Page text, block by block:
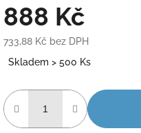
888 Kč
733,88 Kč bez DPH
cena:
Skladem > 500 Ks